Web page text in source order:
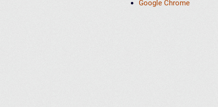
Google Chrome